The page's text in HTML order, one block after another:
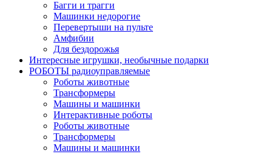
Багги и трагги
Машинки недорогие
Перевертыши на пульте
Амфибии
Для бездорожья
Интересные игрушки, необычные подарки
РОБОТЫ радиоуправляемые
Роботы животные
Трансформеры
Машины и машинки
Интерактивные роботы
Роботы животные
Трансформеры
Машины и машинки